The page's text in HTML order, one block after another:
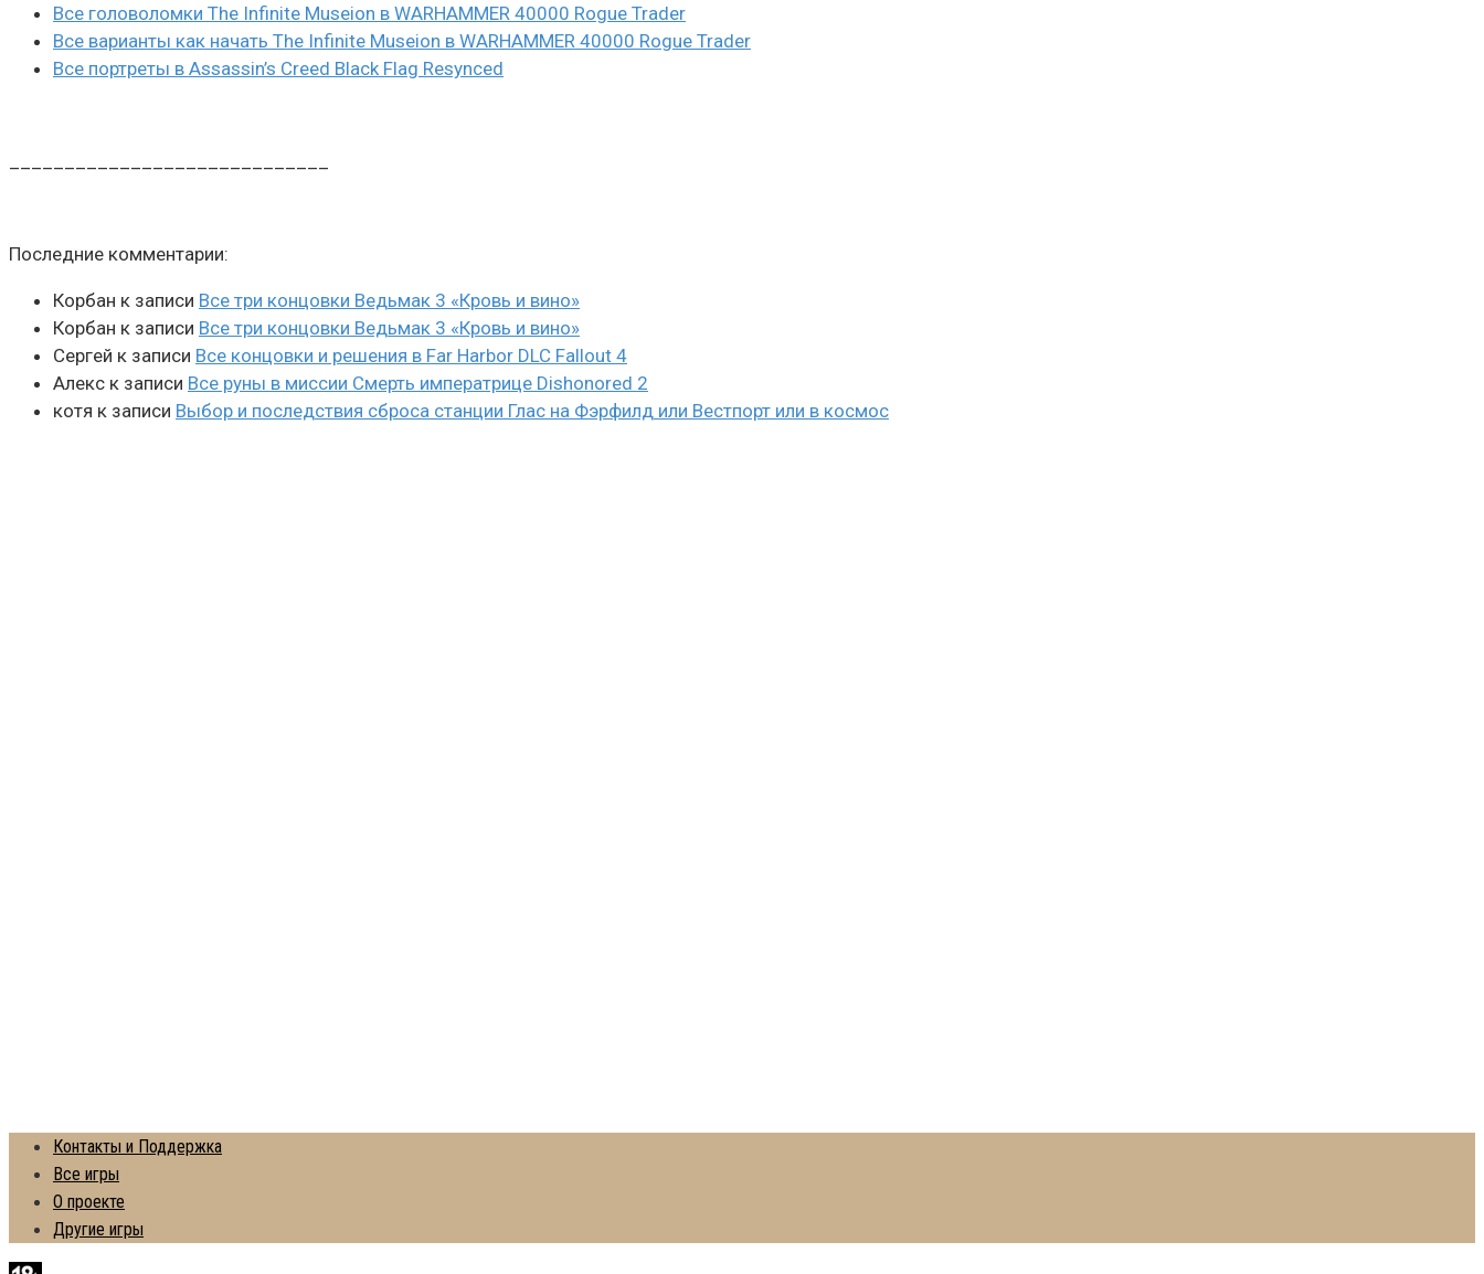
Все головоломки The Infinite Museion в WARHAMMER 40000 Rogue Trader
Все варианты как начать The Infinite Museion в WARHAMMER 40000 Rogue Trader
Все портреты в Assassin’s Creed Black Flag Resynced
Последние комментарии:
Корбан к записи Все три концовки Ведьмак 3 «Кровь и вино»
Корбан к записи Все три концовки Ведьмак 3 «Кровь и вино»
Сергей к записи Все концовки и решения в Far Harbor DLC Fallout 4
Алекс к записи Все руны в миссии Смерть императрице Dishonored 2
котя к записи Выбор и последствия сброса станции Глас на Фэрфилд или Вестпорт или в космос
Контакты и Поддержка
Все игры
О проекте
Другие игры